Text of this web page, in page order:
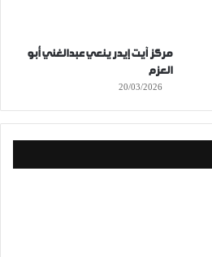
مركز آيت إيدر ينعي عبدالغني أبو
العزم
20/03/2026